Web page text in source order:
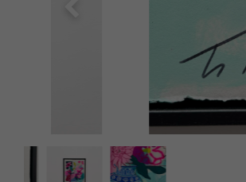
Kunsthuizen (12)